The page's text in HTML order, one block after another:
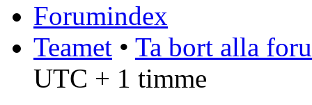
Forumindex
Teamet • Ta bort alla
UTC + 1 timme